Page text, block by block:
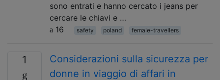
sono entrati e hanno cercato i jeans per
cercare le chiavi e …
16
safety poland female-travellers
1
Considerazioni sulla sicurezza per
donne in viaggio di affari in